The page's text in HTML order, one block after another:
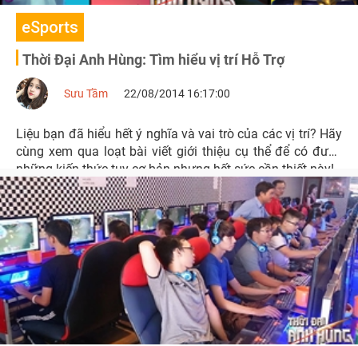
eSports
Thời Đại Anh Hùng: Tìm hiểu vị trí Hỗ Trợ
Sưu Tầm 22/08/2014 16:17:00
Liệu bạn đã hiểu hết ý nghĩa và vai trò của các vị trí? Hãy
cùng xem qua loạt bài viết giới thiệu cụ thể để có được
những kiến thức tuy cơ bản nhưng hết sức cần thiết này!